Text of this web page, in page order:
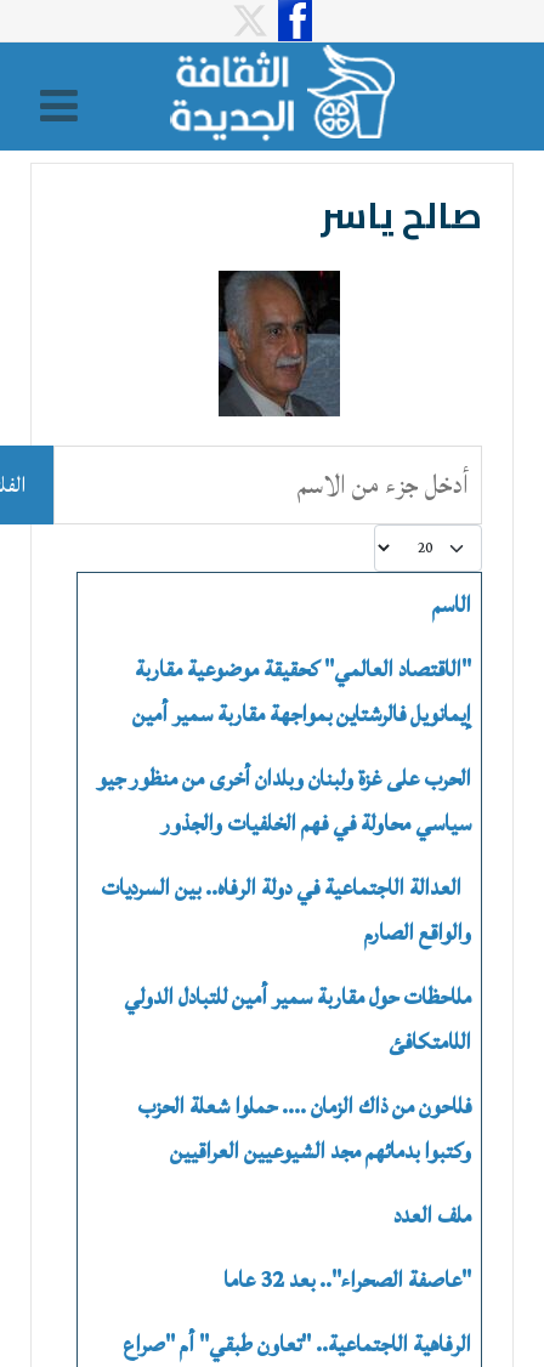
صالح ياسر
أدخل جزء من الاسم
عدد الإظهارات:
الاسم
"الاقتصاد العالمي" كحقيقة موضوعية مقاربة
إيمانويل فالرشتاين بمواجهة مقاربة سمير أمين
الحرب على غزة ولبنان وبلدان أخرى من منظور جيو
سياسي محاولة في فهم الخلفيات والجذور
العدالة الاجتماعية في دولة الرفاه.. بين السرديات
والواقع الصارم
ملاحظات حول مقاربة سمير أمين للتبادل الدولي
اللامتكافئ
فلاحون من ذاك الزمان .... حملوا شعلة الحزب
وكتبوا بدمائهم مجد الشيوعيين العراقيين
ملف العدد
"عاصفة الصحراء".. بعد 32 عاما
الرفاهية الاجتماعية.. "تعاون طبقي" أم "صراع